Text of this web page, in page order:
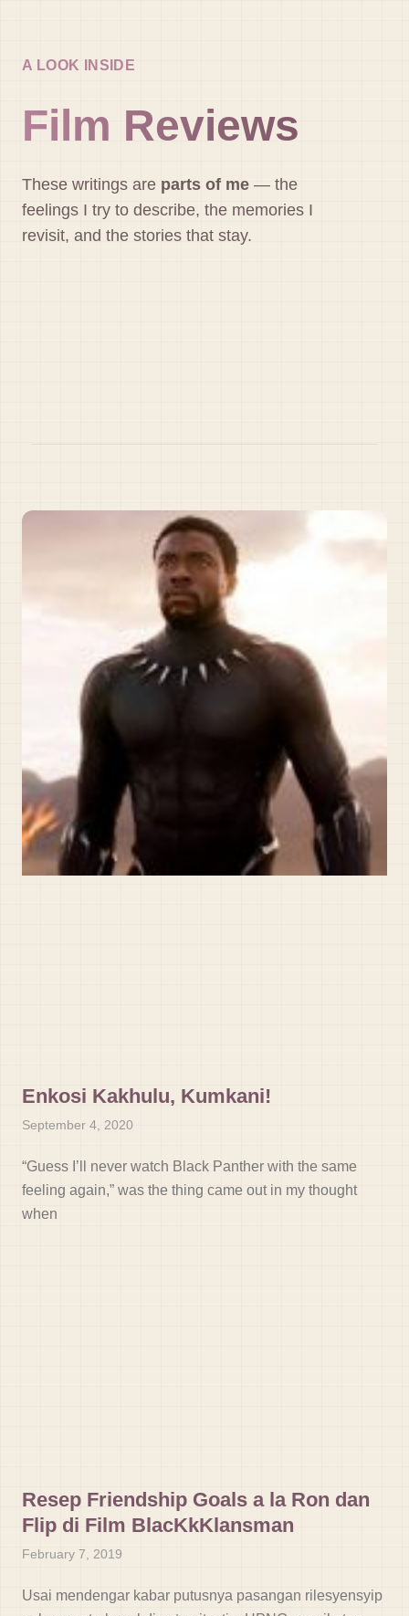
A LOOK INSIDE
Film Reviews
These writings are parts of me — the
feelings I try to describe, the memories I
revisit, and the stories that stay.
Enkosi Kakhulu, Kumkani!
September 4, 2020
“Guess I’ll never watch Black Panther with the same
feeling again,” was the thing came out in my thought
when
Resep Friendship Goals a la Ron dan
Flip di Film BlacKkKlansman
February 7, 2019
Usai mendengar kabar putusnya pasangan rilesyensyip